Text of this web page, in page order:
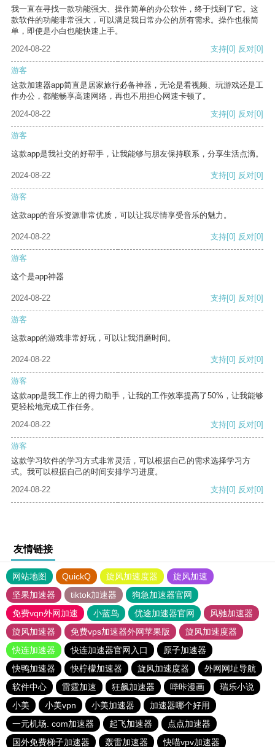
我一直在寻找一款功能强大、操作简单的办公软件，终于找到了它。这
款软件的功能非常强大，可以满足我日常办公的所有需求。操作也很简
单，即使是小白也能快速上手。
2024-08-22
支持[0] 反对[0]
游客
这款加速器app简直是居家旅行必备神器，无论是看视频、玩游戏还是工
作办公，都能畅享高速网络，再也不用担心网速卡顿了。
2024-08-22
支持[0] 反对[0]
游客
这款app是我社交的好帮手，让我能够与朋友保持联系，分享生活点滴。
2024-08-22 支持[0] 反对[0]
游客
这款app的音乐资源非常优质，可以让我尽情享受音乐的魅力。
2024-08-22 支持[0] 反对[0]
游客
这个是app神器
2024-08-22 支持[0] 反对[0]
游客
这款app的游戏非常好玩，可以让我消磨时间。
2024-08-22 支持[0] 反对[0]
游客
这款app是我工作上的得力助手，让我的工作效率提高了50%，让我能够
更轻松地完成工作任务。
2024-08-22
支持[0] 反对[0]
游客
这款学习软件的学习方式非常灵活，可以根据自己的需求选择学习方
式。我可以根据自己的时间安排学习进度。
2024-08-22
支持[0] 反对[0]
友情链接
网站地图 QuickQ 旋风加速度器
旋风加速
坚果加速器
tiktok加速器
狗急加速器官网
免费vqn外网加速
小蓝鸟 优途加速器官网
风驰加速器
旋风加速器
免费vps加速器外网苹果版
旋风加速度器
快连加速器
快连加速器官网入口
原子加速器
快鸭加速器
快柠檬加速器 旋风加速度器
外网网址导航
软件中心
雷霆加速 狂飙加速器 哔咔漫画
瑞乐小说
小美
小美vpn 小美加速器
加速器哪个好用
一元机场. com加速器
起飞加速器
点点加速器
国外免费梯子加速器
轰雷加速器 快喵vpv加速器